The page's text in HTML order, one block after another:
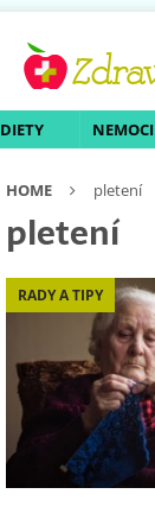
DIETY NEMOCI
HOME pletení
pletení
RADY A TIPY